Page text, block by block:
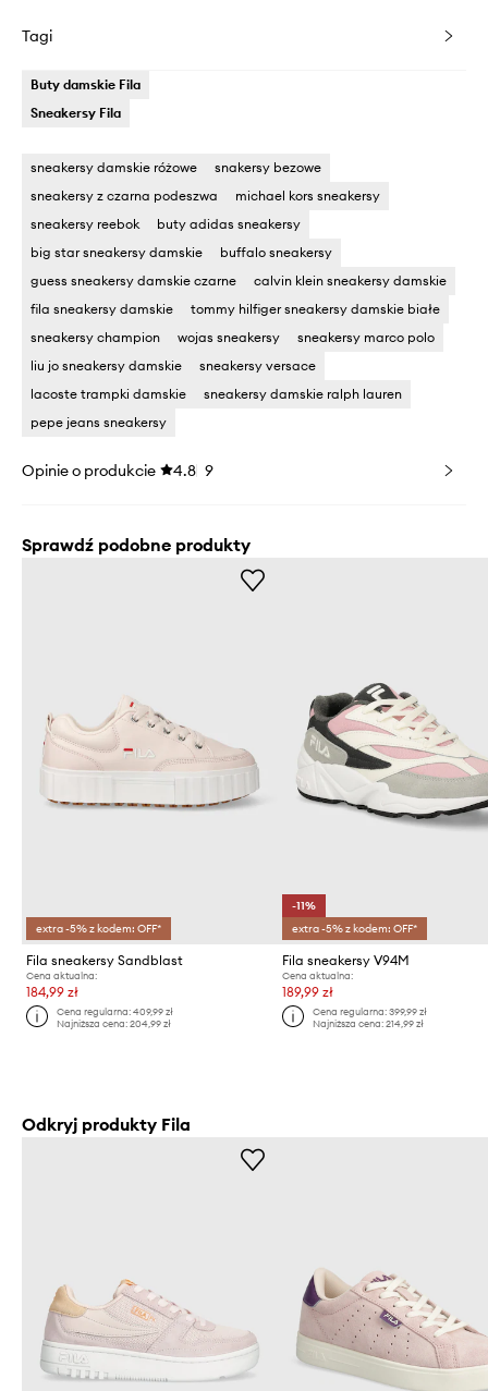
Tagi
Buty damskie Fila
Sneakersy Fila
sneakersy damskie różowe
snakersy bezowe
sneakersy z czarna podeszwa
michael kors sneakersy
sneakersy reebok
buty adidas sneakersy
big star sneakersy damskie
buffalo sneakersy
guess sneakersy damskie czarne
calvin klein sneakersy damskie
fila sneakersy damskie
tommy hilfiger sneakersy damskie białe
sneakersy champion
wojas sneakersy
sneakersy marco polo
liu jo sneakersy damskie
sneakersy versace
lacoste trampki damskie
sneakersy damskie ralph lauren
pepe jeans sneakersy
Opinie o produkcie 4.8 9
Sprawdź podobne produkty
extra -5% z kodem: OFF*
Fila sneakersy Sandblast
Cena aktualna:
184,99 zł
Cena regularna:409,99 zł
Najniższa cena:204,99 zł
-11%
extra -5% z kodem: OFF*
Fila sneakersy V94M
Cena aktualna:
189,99 zł
Cena regularna: 399,99 zł
Najniższa cena: 214,99 zł
Odkryj produkty Fila